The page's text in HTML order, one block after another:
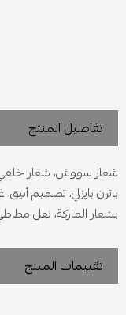
تفاصيل المنتج
شعار سووش، شعار خلفي
باترن بايزلي، تصميم
بشعار الماركة، نعل
تقييمات المنتج